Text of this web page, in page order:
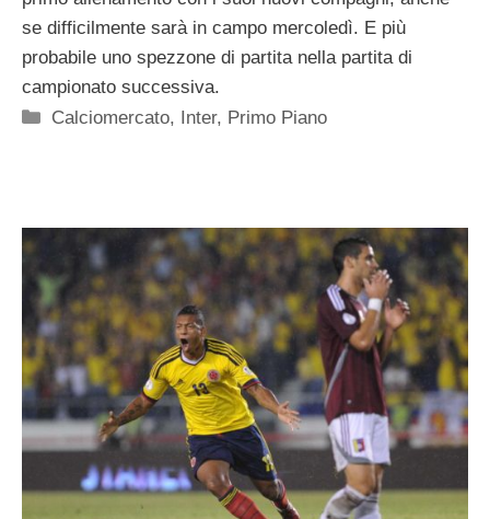
se difficilmente sarà in campo mercoledì. E più
probabile uno spezzone di partita nella partita di
campionato successiva.
Categorie
Calciomercato, Inter, Primo Piano